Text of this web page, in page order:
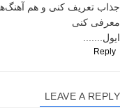
جذاب تعریف کنی و هم
معرفی کنی
ایول.......
Reply
LEAVE A REPLY